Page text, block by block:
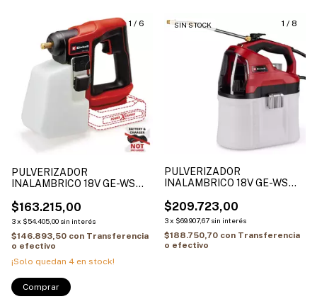
1 / 6
PULVERIZADOR
INALAMBRICO 18V GE-WS
$163.215,00
3x $54.405,00 sin interés
$146.893,50 con Transferencia
o efectivo
¡Solo quedan 4 en stock!
1 / 8
SIN STOCK
PULVERIZADOR
INALAMBRICO 18V GE-WS
$209.723,00
3x $69.907,67 sin interés
$188.750,70 con Transferencia
o efectivo